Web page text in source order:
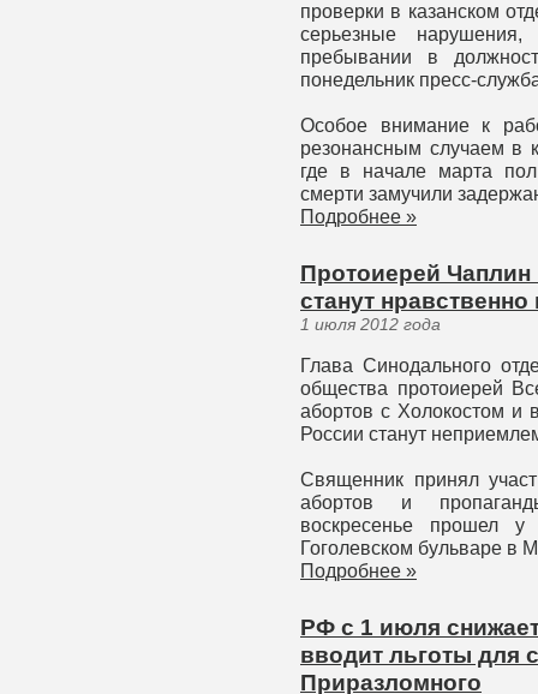
проверки в казанском
серьезные
пребывании в
понедельник пресс-
Особое внимание к
резонансным случаем в
где в начале марта
смерти замучили
Подробнее »
Протоиерей
станут
1 июля 2012 года
Глава Синодального
общества протоиерей
абортов с Холокостом и
России станут
Священник принял
абортов и
воскресенье прошел
Гоголевском бульваре в
Подробнее »
РФ с 1 июля
вводит льготы для
Приразломного